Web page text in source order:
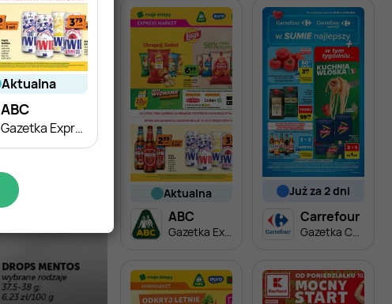
aktualna
ABC
Gazetka Expressmarket
aktualna
ABC
Gazetka Expressmarket
już za 2 dni
Carrefour
Gazetka Carrefour od poniedziałku